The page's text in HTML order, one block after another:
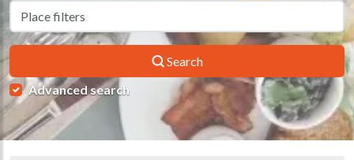
Search
Advanced search